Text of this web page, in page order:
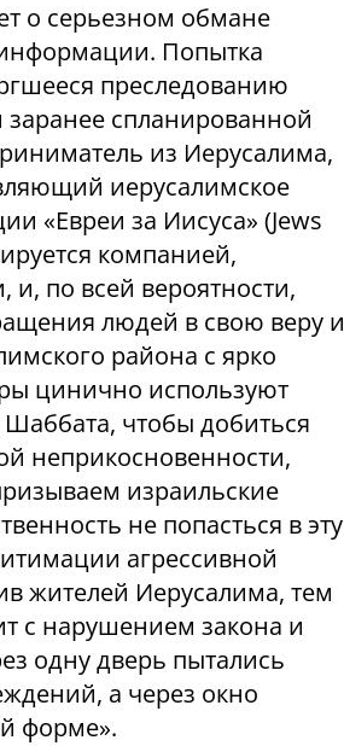
о серьезном обмане
Попытка
преследованию
спланированной
из Иерусалима,
иерусалимское
«Евреи за Иисуса» (Jews
компанией,
по всей вероятности,
людей в свою веру и
района с ярко
цинично используют
чтобы добиться
неприкосновенности,
израильские
не попасться в эту
агрессивной
жителей Иерусалима, тем
с нарушением закона и
одну дверь пытались
а через окно
форме».